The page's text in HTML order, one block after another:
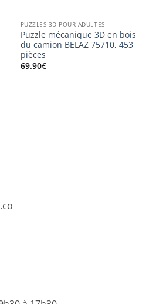
PUZZLES 3D POUR ADULTES
Puzzle mécanique 3D en bois
du camion BELAZ 75710, 453
pièces
69.90€